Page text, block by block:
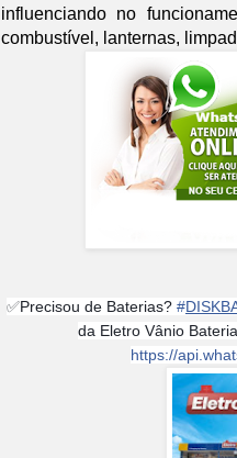
influenciando no
combustível, lanternas,
✅Precisou de Baterias? #
da Eletro Vânio
https://